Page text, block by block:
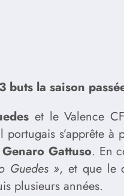
buts la saison
et le Valence
portugais s’apprête
Genaro Gattuso. En
Guedes », et que le
plusieurs années.